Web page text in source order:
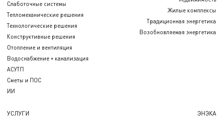
Слаботочные системы
Тепломеханические решения
Технологические решения
Конструктивные решения
Отопление и вентиляция
Водоснабжение + канализация
АСУТП
Сметы и ПОС
ИИ
Жилые комплексы
Традиционная энергетика
Возобновляемая энергетика
УСЛУГИ ЭНЭКА